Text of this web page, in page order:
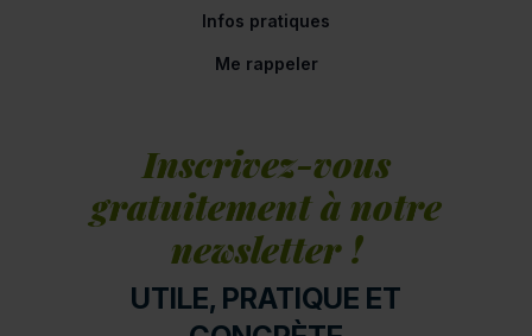
Infos pratiques
Me rappeler
Inscrivez-vous
gratuitement à notre
newsletter !
UTILE, PRATIQUE ET